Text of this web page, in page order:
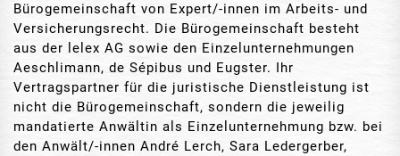
Bürogemeinschaft von Expert/-innen im Arbeits- und
Versicherungsrecht. Die Bürogemeinschaft besteht
aus der lelex AG sowie den Einzelunternehmungen
Aeschlimann, de Sépibus und Eugster. Ihr
Vertragspartner für die juristische Dienstleistung ist
nicht die Bürogemeinschaft, sondern die jeweilig
mandatierte Anwältin als Einzelunternehmung bzw. bei
den Anwält/-innen André Lerch, Sara Ledergerber,